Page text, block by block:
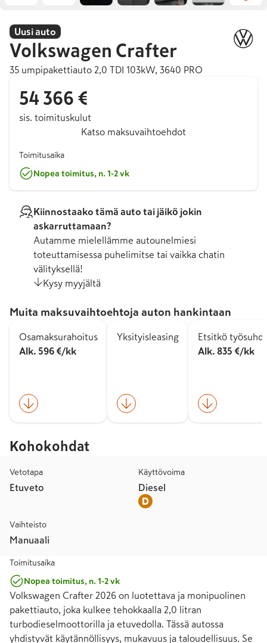
Uusi auto
Volkswagen Crafter
35 umpipakettiauto 2,0 TDI 103kW, 3640 PRO
54 366 €
sis. toimituskulut
Katso maksuvaihtoehdot
Toimitusaika
Nopea toimitus, n. 1-2 vk
Kiinnostaako tämä auto tai jäikö jokin
askarruttamaan?
Autamme mielellämme autounelmiesi
toteuttamisessa puhelimitse tai vaikka chatin
välityksellä!
Kysy myyjältä
Muita maksuvaihtoehtoja auton hankintaan
Osamaksurahoitus
Alk. 596 €/kk
Yksityisleasing
Etsitkö
Alk. 835 €/kk
Kohokohdat
Vetotapa
Etuveto
Käyttövoima
Diesel
Vaihteisto
Manuaali
Toimitusaika
Nopea toimitus, n. 1-2 vk
Volkswagen Crafter 2026 on luotettava ja monipuolinen
pakettiauto, joka kulkee tehokkaalla 2,0 litran
turbodieselmoottorilla ja etuvedolla. Tässä autossa
yhdistyvät käytännöllisyys, mukavuus ja taloudellisuus. Se